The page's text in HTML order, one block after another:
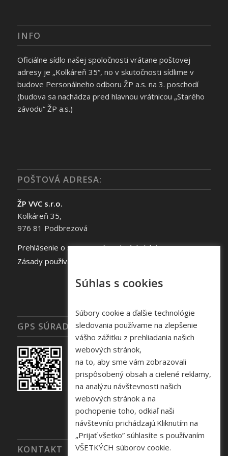
INFO
Oficiálne sídlo našej spoločnosti vrátane poštovej
adresy je „Kolkáreň 35“, no v skutočnosti sídlime v
budove Personálneho odboru ŽP a.s. na 3. poschodí
(budova sa nachádza pred hlavnou vrátnicou „Starého
závodu“ ŽP a.s.)
POŠTOVÁ ADRESA:
ŽP VVC s.r.o.
Kolkáreň 35,
976 81 Podbrezová
Prehlásenie o spracovaní osobných údajov
Zásady používania súborov cookie
GPS SÚRADNICE
KONTAKT
Súhlas s cookies
Súbory cookie a ďalšie technológie
sledovania používame na zlepšenie
vášho zážitku z prehliadania našich
webových stránok,
na to, aby sme vám zobrazovali
prispôsobený obsah a cielené reklamy,
na analýzu návštevnosti našich
webových stránok a na
pochopenie toho, odkiaľ naši
návštevníci prichádzajú.Kliknutím na
„Prijať všetko” súhlasíte s používaním
VŠETKÝCH súborov cookie.